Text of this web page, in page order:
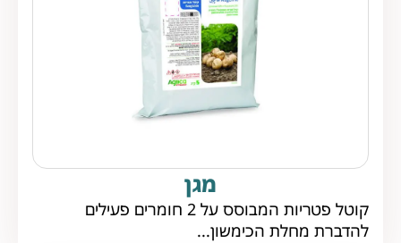
מגן
קוטל פטריות המבוסס על 2 חומרים פעילים
להדברת מחלת הכימשון...